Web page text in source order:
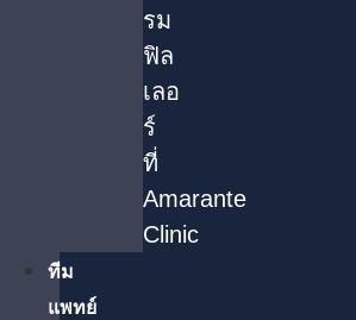
รม
ฟิล
เลอ
ร์
ที่
Amarante
Clinic
ทีม
แพทย์